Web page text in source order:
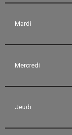
Mardi
Mercredi
Jeudi